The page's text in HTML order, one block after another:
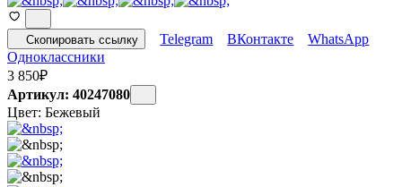
Скопировать ссылку Telegram ВКонтакте
WhatsApp
Одноклассники
3 850₽
Артикул: 40247080
Цвет: Бежевый